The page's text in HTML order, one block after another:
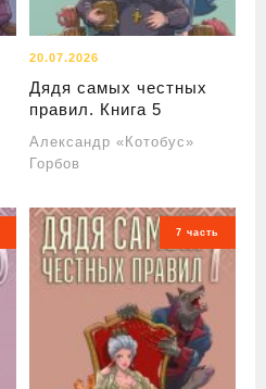
20.07.2026
Дядя самых честных
правил. Книга 5
Александр «Котобус»
Горбов
7 часть